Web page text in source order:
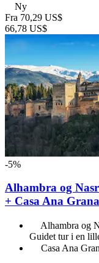
Ny
Fra 70,29 US$
66,78 US$
-5%
Alhambra og
+ Casa Ana
Alhambra og
Guidet tur i en
Casa Ana